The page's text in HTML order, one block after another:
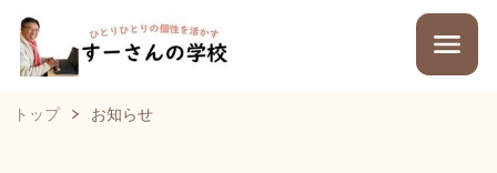
トップ お知らせ